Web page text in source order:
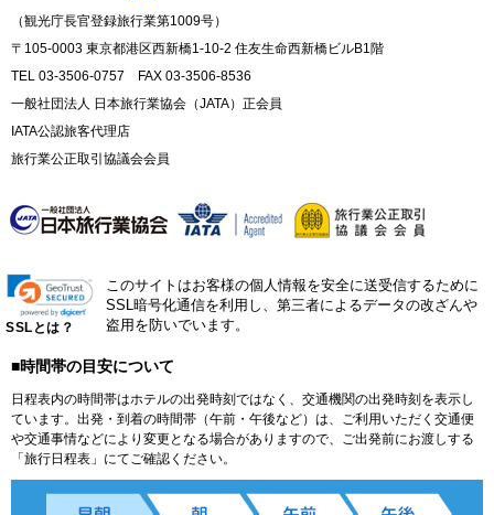
（観光庁長官登録旅行業第1009号）
〒105-0003 東京都港区西新橋1-10-2 住友生命西新橋ビルB1階
TEL 03-3506-0757 FAX 03-3506-8536
一般社団法人 日本旅行業協会（JATA）正会員
IATA公認旅客代理店
旅行業公正取引協議会会員
SSLとは？
このサイトはお客様の個人情報を安全に送受信するために
SSL暗号化通信を利用し、第三者によるデータの改ざんや
盗用を防いでいます。
■時間帯の目安について
日程表内の時間帯はホテルの出発時刻ではなく、交通機関の出発時刻を表示し
ています。出発・到着の時間帯（午前・午後など）は、ご利用いただく交通便
や交通事情などにより変更となる場合がありますので、ご出発前にお渡しする
「旅行日程表」にてご確認ください。